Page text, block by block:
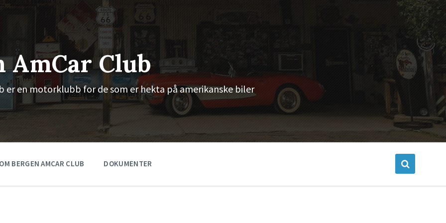
AmCar Club
er en motorklubb for de som er hekta på amerikanske biler
OM BERGEN AMCAR CLUB DOKUMENTER